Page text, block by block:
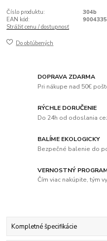
Číslo produktu:
304b
EAN kód:
Strážiť cenu / dostupnosť
Do obľúbených
DOPRAVA ZDARMA
Pri nákupe nad 50€
RÝCHLE DORUČENIE
Do 24h od odoslania
BALÍME EKOLOGICKY
Bezpečné balenie do
VERNOSTNÝ
Čím viac nakúpite, tým
Kompletné špecifikácie